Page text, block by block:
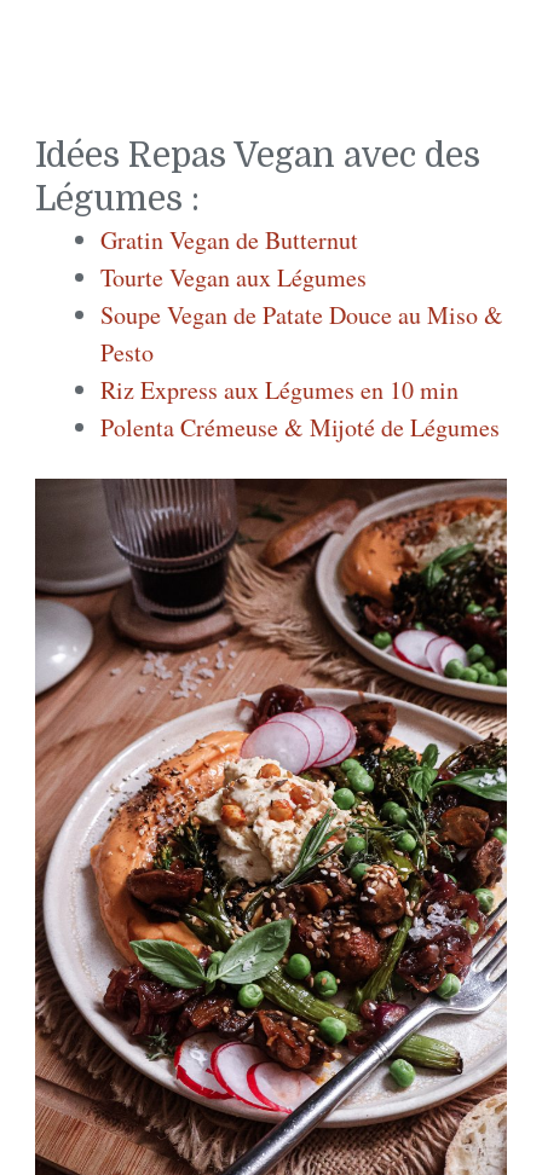
Idées Repas Vegan avec des
Légumes :
Gratin Vegan de Butternut
Tourte Vegan aux Légumes
Soupe Vegan de Patate Douce au Miso &
Pesto
Riz Express aux Légumes en 10 min
Polenta Crémeuse & Mijoté de Légumes